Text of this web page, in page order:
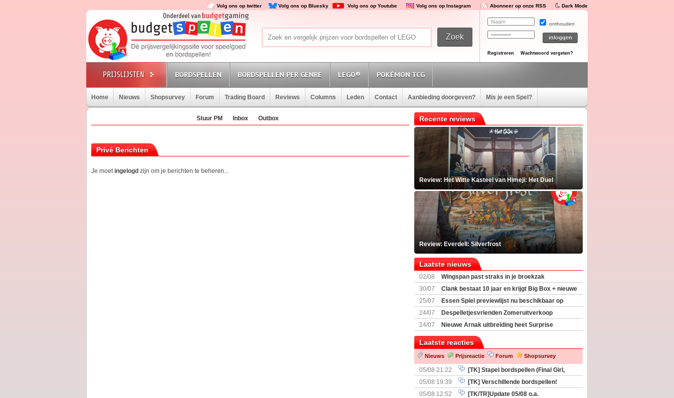
Volg ons op twitter Volg ons op Bluesky Volg ons op Youtube Volg ons op Instagram Abonneer op onze RSS Dark Mode
onthouden
Registreren Wachtwoord vergeten?
BORDSPELLEN BORDSPELLEN PER GENRE LEGO® POKÉMON TCG
Home Nieuws Shopsurvey Forum Trading Board Reviews Columns Leden Contact Aanbieding doorgeven? Mis je een Spel?
Stuur PM Inbox Outbox
Privé Berichten
Je moetingelogd zijn om je berichten te beheren...
Recente reviews
Review: Het Witte Kasteel van Himeji: Het Duel
Review: Everdell: Silverfrost
Laatste nieuws
02/08
Wingspan past straks in je broekzak
30/07
Clank bestaat 10 jaar en krijgt Big Box + nieuwe
uitbreiding
25/07
Essen Spiel previewlijst nu beschikbaar op
Boardgamegeek
24/07
Despelletjesvrienden Zomeruitverkoop
weekend van start
24/07
Nieuwe Arnak uitbreiding heet Surprise
Laatste reacties
Nieuws Prijsreactie Forum Shopsurvey
05/08 21:22
[TK] Stapel bordspellen (Final Girl,
Nemesis Retaliation, Zombicide Invader)
05/08 19:39
[TK] Verschillende bordspellen!
05/08 12:52
[TK/TR]Update 05/08 o.a.